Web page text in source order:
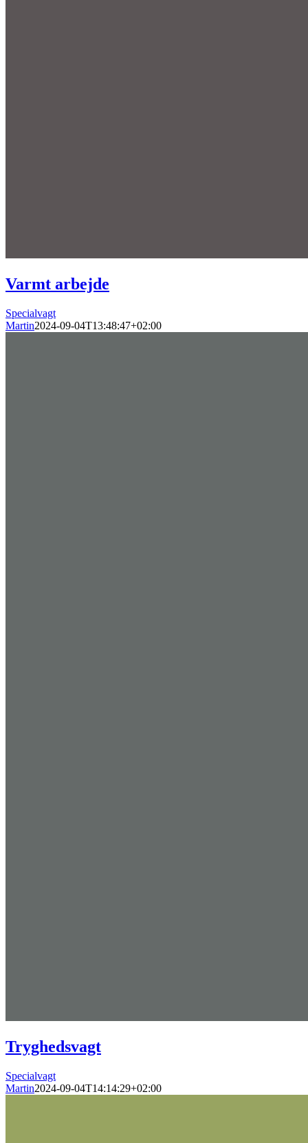
Varmt arbejde
Specialvagt
Martin2024-09-04T13:48:47+02:00
Tryghedsvagt
Specialvagt
Martin2024-09-04T14:14:29+02:00